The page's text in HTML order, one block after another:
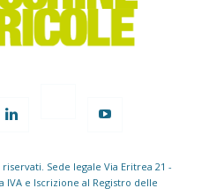
Sede legale Via Eritrea 21 -
IVA e Iscrizione al Registro delle